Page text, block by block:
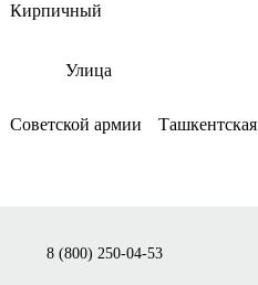
Кирпичный
Улица
Советской армии Ташкентская
8 (800) 250-04-53